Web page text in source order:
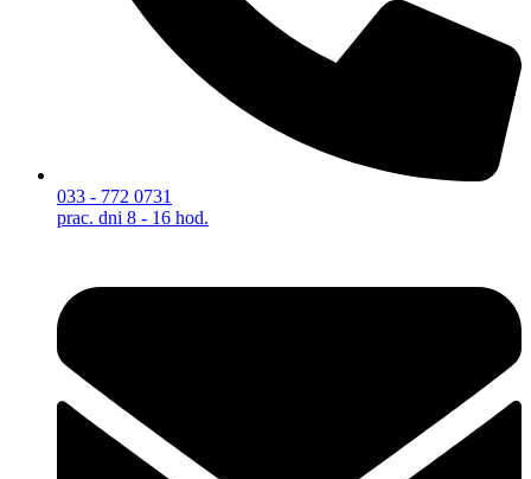
033 - 772 0731
prac. dni 8 - 16 hod.